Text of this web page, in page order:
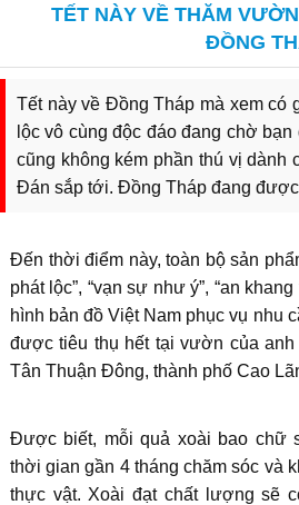
TẾT NÀY VỀ THĂM
ĐỒNG
Tết này về Đồng Tháp mà xem có
lộc vô cùng độc đáo đang chờ
cũng không kém phần thú vị dành
Đán sắp tới. Đồng Tháp đang
Đến thời điểm này, toàn bộ sản
phát lộc”, “vạn sự như ý”, “an
hình bản đồ Việt Nam phục vụ nhu
được tiêu thụ hết tại vườn của anh
Tân Thuận Đông, thành phố Cao
Được biết, mỗi quả xoài bao chữ
thời gian gần 4 tháng chăm sóc và
thực vật. Xoài đạt chất lượng sẽ